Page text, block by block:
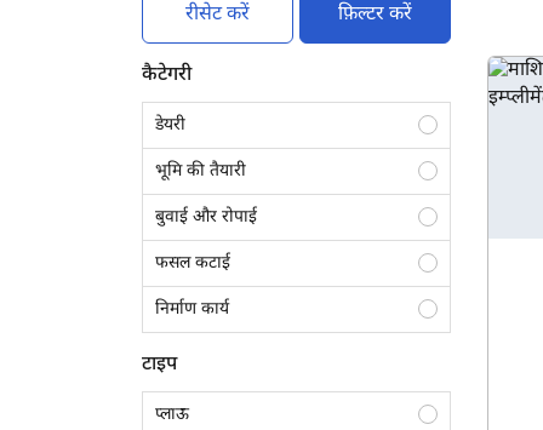
रीसेट करें फ़िल्टर करें
कैटेगरी
डेयरी
भूमि की तैयारी
बुवाई और रोपाई
फसल कटाई
निर्माण कार्य
ढुलाई
टाइप
प्लाऊ